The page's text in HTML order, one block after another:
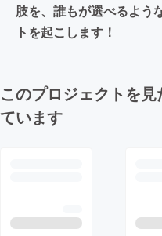
肢を、​​誰もが選べるよう
トを起こします！
このプロジェクトを
ています